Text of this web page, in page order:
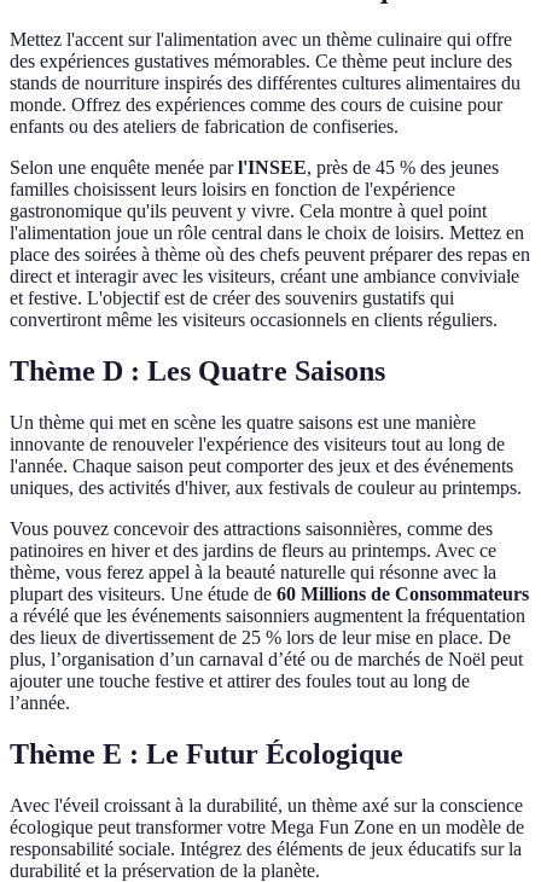
Mettez l'accent sur l'alimentation avec un thème culinaire qui offre
des expériences gustatives mémorables. Ce thème peut inclure des
stands de nourriture inspirés des différentes cultures alimentaires du
monde. Offrez des expériences comme des cours de cuisine pour
enfants ou des ateliers de fabrication de confiseries.
Selon une enquête menée parl'INSEE, près de 45 % des jeunes
familles choisissent leurs loisirs en fonction de l'expérience
gastronomique qu'ils peuvent y vivre. Cela montre à quel point
l'alimentation joue un rôle central dans le choix de loisirs. Mettez en
place des soirées à thème où des chefs peuvent préparer des repas en
direct et interagir avec les visiteurs, créant une ambiance conviviale
et festive. L'objectif est de créer des souvenirs gustatifs qui
convertiront même les visiteurs occasionnels en clients réguliers.
Thème D : Les Quatre Saisons
Un thème qui met en scène les quatre saisons est une manière
innovante de renouveler l'expérience des visiteurs tout au long de
l'année. Chaque saison peut comporter des jeux et des événements
uniques, des activités d'hiver, aux festivals de couleur au printemps.
Vous pouvez concevoir des attractions saisonnières, comme des
patinoires en hiver et des jardins de fleurs au printemps. Avec ce
thème, vous ferez appel à la beauté naturelle qui résonne avec la
plupart des visiteurs. Une étude de 60 Millions de Consommateurs
a révélé que les événements saisonniers augmentent la fréquentation
des lieux de divertissement de 25 % lors de leur mise en place. De
plus, l’organisation d’un carnaval d’été ou de marchés de Noël peut
ajouter une touche festive et attirer des foules tout au long de
l’année.
Thème E : Le Futur Écologique
Avec l'éveil croissant à la durabilité, un thème axé sur la conscience
écologique peut transformer votre Mega Fun Zone en un modèle de
responsabilité sociale. Intégrez des éléments de jeux éducatifs sur la
durabilité et la préservation de la planète.